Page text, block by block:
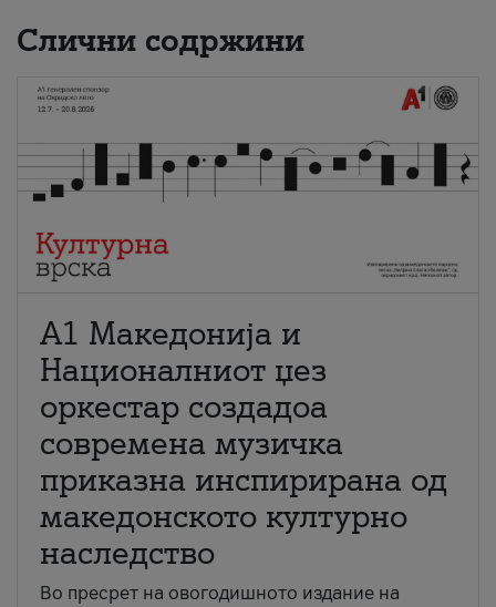
Слични содржини
А1 Македонија и
Националниот џез
оркестар создадоа
современа музичка
приказна инспирирана од
македонското културно
наследство
Во пресрет на овогодишното издание на